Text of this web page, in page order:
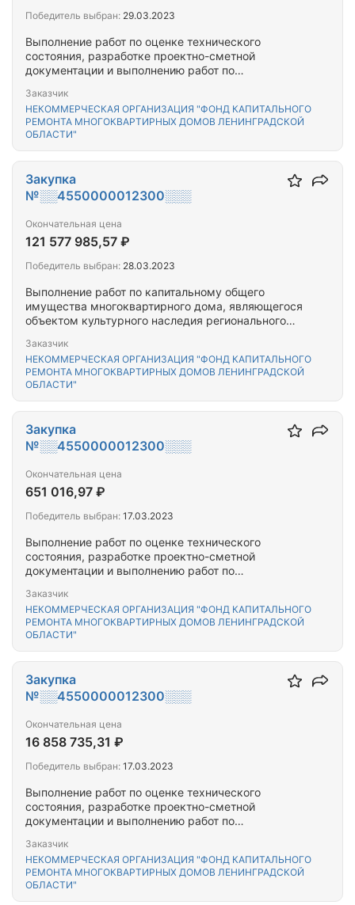
Выполнение работ по оценке технического
состояния, разработке проектно-сметной
документации и выполнению работ по
многоквартирного(-ых) дома(-ов),
расположенного(-ых) на территории Кировского,
Ломоносовского, Приозерского муниципальных
районов Ленинградской области
Заказчик
НЕКОММЕРЧЕСКАЯ ОРГАНИЗАЦИЯ "ФОНД КАПИТАЛЬНОГО
РЕМОНТА МНОГОКВАРТИРНЫХ ДОМОВ ЛЕНИНГРАДСКОЙ
ОБЛАСТИ"
Победитель выбран: 29.03.2023
Выполнение работ по капитальному общего
имущества многоквартирного дома, являющегося
объектом культурного наследия регионального
Заказчик
НЕКОММЕРЧЕСКАЯ ОРГАНИЗАЦИЯ "ФОНД КАПИТАЛЬНОГО
РЕМОНТА МНОГОКВАРТИРНЫХ ДОМОВ ЛЕНИНГРАДСКОЙ
ОБЛАСТИ"
Закупка
№░░4550000012300░░░
Окончательная цена
121 577 985,57 ₽
Победитель выбран: 28.03.2023
Выполнение работ по оценке технического
состояния, разработке проектно-сметной
документации и выполнению работ по
многоквартирного(-ых) дома(-ов),
расположенного(-ых) на территории Выборгского
муниципального района Ленинградской области
Заказчик
НЕКОММЕРЧЕСКАЯ ОРГАНИЗАЦИЯ "ФОНД КАПИТАЛЬНОГО
РЕМОНТА МНОГОКВАРТИРНЫХ ДОМОВ ЛЕНИНГРАДСКОЙ
ОБЛАСТИ"
Закупка
№░░4550000012300░░░
Окончательная цена
651 016,97 ₽
Победитель выбран: 17.03.2023
Выполнение работ по оценке технического
состояния, разработке проектно-сметной
документации и выполнению работ по
многоквартирного(-ых) дома(-ов),
расположенного(-ых) на территории Выборгского
муниципального района Ленинградской области
Заказчик
НЕКОММЕРЧЕСКАЯ ОРГАНИЗАЦИЯ "ФОНД КАПИТАЛЬНОГО
РЕМОНТА МНОГОКВАРТИРНЫХ ДОМОВ ЛЕНИНГРАДСКОЙ
ОБЛАСТИ"
Закупка
№░░4550000012300░░░
Окончательная цена
16 858 735,31 ₽
Победитель выбран: 17.03.2023